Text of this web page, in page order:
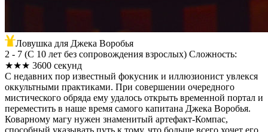
Ловушка для Джека Воробья
2 - 7 (С 10 лет без сопровождения взрослых) Сложность:
★★★ 3600 секунд
С недавних пор известный фокусник и иллюзионист увлекся
оккультными практиками. При совершении очередного
мистического обряда ему удалось открыть временной портал и
переместить в наше время самого капитана Джека Воробья.
Коварному магу нужен знаменитый артефакт-Компас,
способный указывать путь к тому, что больше всего хочет его